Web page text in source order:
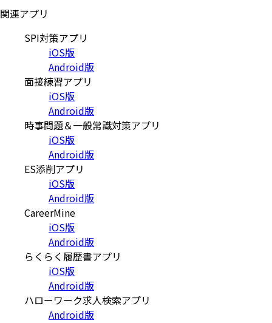
関連アプリ
SPI対策アプリ
iOS版
Android版
面接練習アプリ
iOS版
Android版
時事問題＆一般常識対策アプリ
iOS版
Android版
ES添削アプリ
iOS版
Android版
CareerMine
iOS版
Android版
らくらく履歴書アプリ
iOS版
Android版
ハローワーク求人検索アプリ
Android版